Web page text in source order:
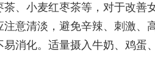
、小麦红枣茶等，对于改善
意清淡，避免辛辣、刺激、
消化。适量摄入牛奶、鸡蛋